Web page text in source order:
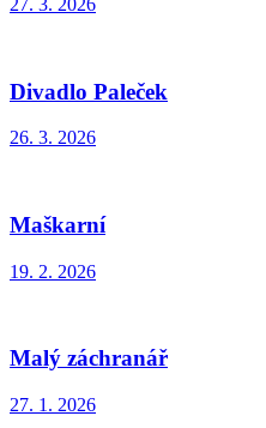
Divadlo Paleček
26. 3. 2026
Maškarní
19. 2. 2026
Malý záchranář
27. 1. 2026